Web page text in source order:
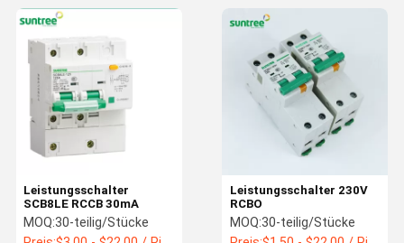
Leistungsschalter
SCB8LE RCCB 30mA
MOQ:30-teilig/Stücke
Leistungsschalter 230V
RCBO
MOQ:30-teilig/Stücke